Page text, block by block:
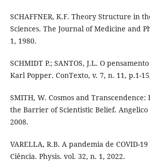
SCHAFFNER, K.F. Theory Structure in
Sciences. The Journal of Medicine and
1, 1980.
SCHMIDT P.; SANTOS, J.L. O
Karl Popper. ConTexto, v. 7, n. 11, p.1-
SMITH, W. Cosmos and
the Barrier of Scientistic Belief. Angelico
2008.
VARELLA, R.B. A pandemia de COVID-
Ciência. Physis. vol. 32, n. 1, 2022.